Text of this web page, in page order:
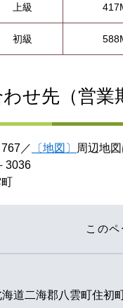
上級
初級
せ先（営業
／ 〔地図〕
周辺地
3036
この
海道二海郡八雲町住初